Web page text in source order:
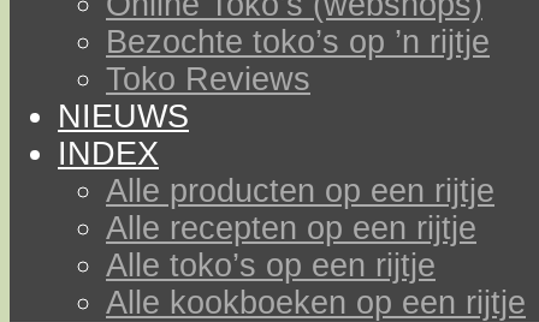
Bezochte toko’s op ’n rijtje
Toko Reviews
NIEUWS
INDEX
Alle producten op een rijtje
Alle recepten op een rijtje
Alle toko’s op een rijtje
Alle kookboeken op een rijtje